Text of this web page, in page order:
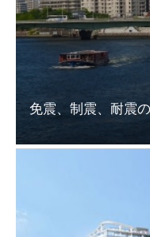
免震、制震、耐震